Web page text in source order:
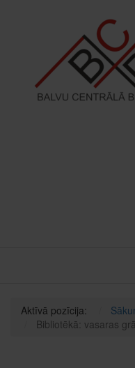
Aktīvā pozīcija:
Bibliotēkā: vasaras